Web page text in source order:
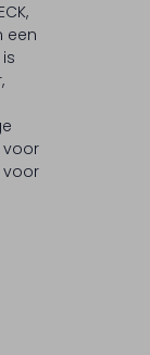
een
voor
voor